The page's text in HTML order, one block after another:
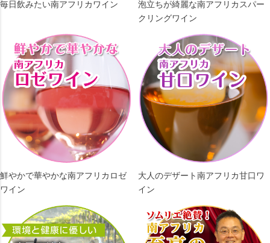
毎日飲みたい南アフリカワイン
泡立ちが綺麗な南アフリカスパー
クリングワイン
鮮やかで華やかな南アフリカロゼ
ワイン
大人のデザート南アフリカ甘口ワ
イン